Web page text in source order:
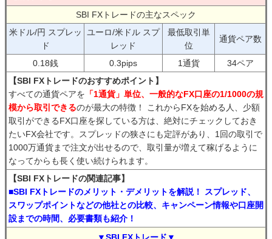
SBI FXトレードの主なスペック
米ドル/円 スプレッ
ド
ユーロ/米ドル スプ
レッド
最低取引単
位
通貨ペア数
0.18銭 0.3pips 1通貨
34ペア
【SBI FXトレードのおすすめポイント】
すべての通貨ペアを 「1通貨」単位、一般的なFX口座の1/1000の規
模から取引できるのが最大の特徴！ これからFXを始める人、少額
取引ができるFX口座を探している方は、絶対にチェックしておき
たいFX会社です。スプレッドの狭さにも定評があり、1回の取引で
1000万通貨まで注文が出せるので、取引量が増えて稼げるように
なってからも長く使い続けられます。
【SBI FXトレードの関連記事】
■SBI FXトレードのメリット・デメリットを解説！ スプレッド、
スワップポイントなどの他社との比較、キャンペーン情報や口座開
設までの時間、必要書類も紹介！